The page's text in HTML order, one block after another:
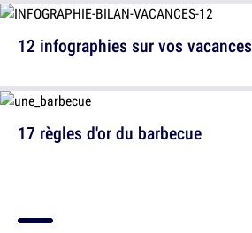
17 règles d'or du barbecue
12 infographies sur vos vacances